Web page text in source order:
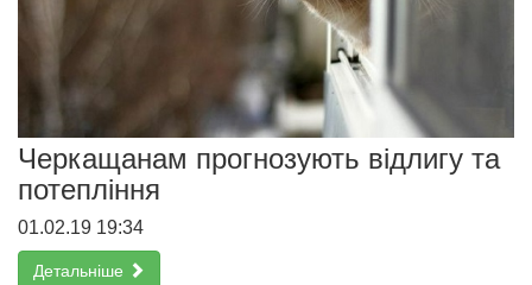
Черкащанам прогнозують відлигу та
потепління
01.02.19 19:34
Детальніше